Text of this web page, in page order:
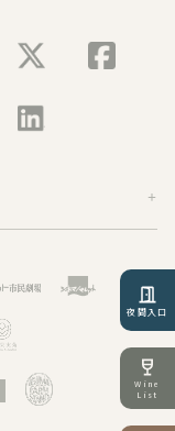
夜間入口
Wine
List